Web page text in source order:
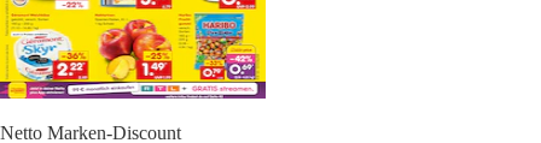
Netto Marken-Discount